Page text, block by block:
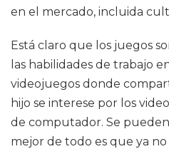
en el mercado, incluida
Está claro que los juegos
las habilidades de trabajo
videojuegos donde
hijo se interese por los
de computador. Se
mejor de todo es que ya